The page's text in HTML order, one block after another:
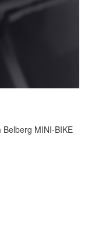
Belberg MINI-BIKE